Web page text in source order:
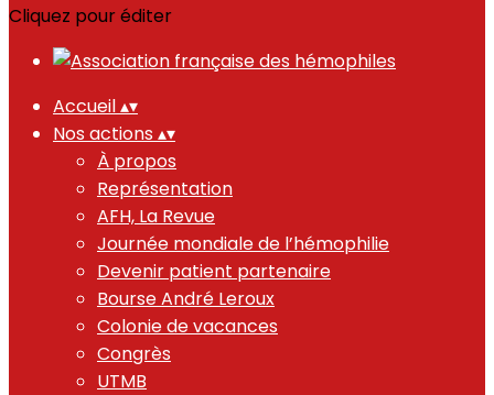
Cliquez pour éditer
Accueil▴▾
Nos actions ▴▾
À propos
Représentation
AFH, La Revue
Journée mondiale de l’hémophilie
Devenir patient partenaire
Bourse André Leroux
Colonie de vacances
Congrès
UTMB